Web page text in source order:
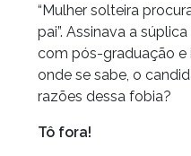
“Mulher solteira
pai”. Assinava a
com pós-graduação e
onde se sabe, o
razões dessa fobia?
Tô fora!